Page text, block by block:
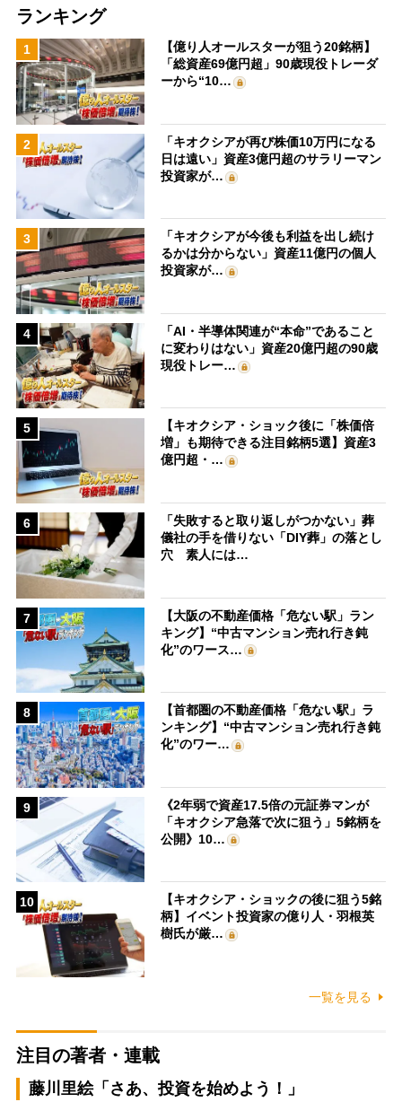
ランキング
1
【億り人オールスターが狙う20銘柄】
「総資産69億円超」90歳現役トレーダ
ーから“10…
2
「キオクシアが再び株価10万円になる
日は遠い」資産3億円超のサラリーマン
投資家が…
3
「キオクシアが今後も利益を出し続け
るかは分からない」資産11億円の個人
投資家が…
4
「AI・半導体関連が“本命”であること
に変わりはない」資産20億円超の90歳
現役トレー…
5
【キオクシア・ショック後に「株価倍
増」も期待できる注目銘柄5選】資産3
億円超・…
6
「失敗すると取り返しがつかない」葬
儀社の手を借りない「DIY葬」の落とし
穴 素人には…
7
【大阪の不動産価格「危ない駅」ラン
キング】“中古マンション売れ行き鈍
化”のワース…
8
【首都圏の不動産価格「危ない駅」ラ
ンキング】“中古マンション売れ行き鈍
化”のワー…
9
《2年弱で資産17.5倍の元証券マンが
「キオクシア急落で次に狙う」5銘柄を
公開》10…
10
【キオクシア・ショックの後に狙う5銘
柄】イベント投資家の億り人・羽根英
樹氏が厳…
一覧を見る
注目の著者・連載
藤川里絵「さあ、投資を始めよう！」